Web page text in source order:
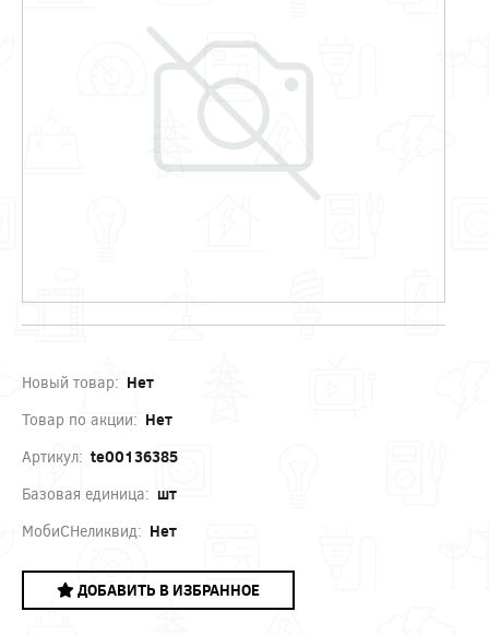
Новый товар: Нет
Товар по акции: Нет
Артикул: te00136385
Базовая единица: шт
МобиСНеликвид: Нет
ДОБАВИТЬ В ИЗБРАННОЕ